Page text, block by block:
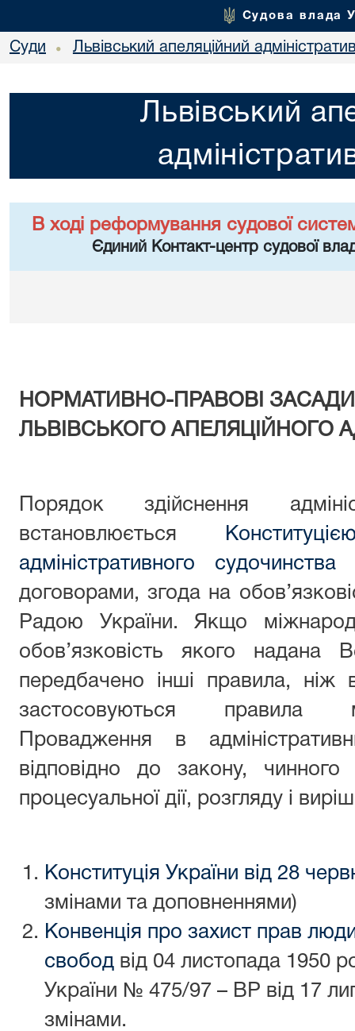
Судова влада
Суди • Львівський апеляційний
Львівський
В ході реформування судової
Єдиний Контакт-центр судової
НОРМАТИВНО-ПРАВОВІ ЗАСАДИ
ЛЬВІВСЬКОГО АПЕЛЯЦІЙНОГО
Порядок здійснення
встановлюється
адміністративного судочинства
договорами, згода на
Радою України. Якщо
обов’язковість якого надана
передбачено інші правила, ніж
застосовуються правила
Провадження в
відповідно до закону,
процесуальної дії, розгляду і
Конституція України від 28
змінами та доповненнями)
Конвенція про захист прав
свобод від 04 листопада 1950
України № 475/97 – ВР від 17
змінами.